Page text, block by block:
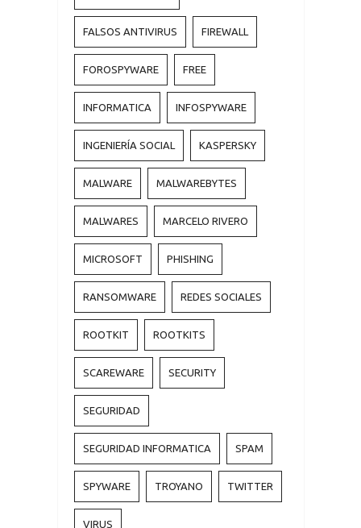
FALSOS ANTIVIRUS FIREWALL
FOROSPYWARE FREE
INFORMATICA INFOSPYWARE
INGENIERÍA SOCIAL KASPERSKY
MALWARE MALWAREBYTES
MALWARES MARCELO RIVERO
MICROSOFT PHISHING
RANSOMWARE REDES SOCIALES
ROOTKIT ROOTKITS
SCAREWARE SECURITY
SEGURIDAD
SEGURIDAD INFORMATICA SPAM
SPYWARE TROYANO TWITTER
VIRUS